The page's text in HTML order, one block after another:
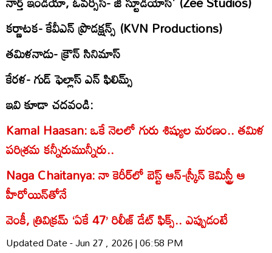
కర్ణాటక- కేవీఎన్ ప్రొడక్షన్స్ (KVN Productions)
తమిళనాడు- క్రౌన్ సినిమాస్
కేరళ- గుడ్ ఫెల్లాస్ ఎన్ ఫిలిమ్స్
ఇవి కూడా చదవండి:
Kamal Haasan: ఒకే నెలలో గురు శిష్యుల మరణం.. తమిళ
పరిశ్రమ కన్నీరుమున్నీరు..
Naga Chaitanya: నా కెరీర్‌లో బెస్ట్ ఆన్-స్క్రీన్ కెమిస్ట్రీ ఆ
హీరోయిన్‌తోనే
వెంకీ, త్రివిక్రమ్ ‘ఏకే 47’ రిలీజ్ డేట్ ఫిక్స్.. ఎప్పుడంటే
Updated Date - Jun 27 , 2026 | 06:58 PM